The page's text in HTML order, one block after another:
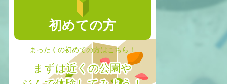
初めての方
まったくの初めての方はこちら！
まずは近くの公園や